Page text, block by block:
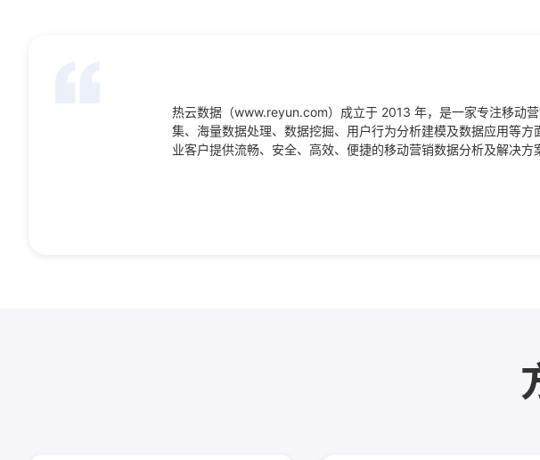
热云数据（www.reyun.com）成立于 2013 年，是一家专注移动
集、海量数据处理、数据挖掘、用户行为分析建模及数据应用等
业客户提供流畅、安全、高效、便捷的移动营销数据分析及解决方